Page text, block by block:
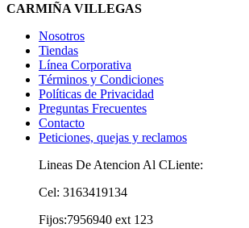
CARMIÑA VILLEGAS
Nosotros
Tiendas
Línea Corporativa
Términos y Condiciones
Políticas de Privacidad
Preguntas Frecuentes
Contacto
Peticiones, quejas y reclamos
Lineas De Atencion Al CLiente:
Cel: 3163419134
Fijos:7956940 ext 123